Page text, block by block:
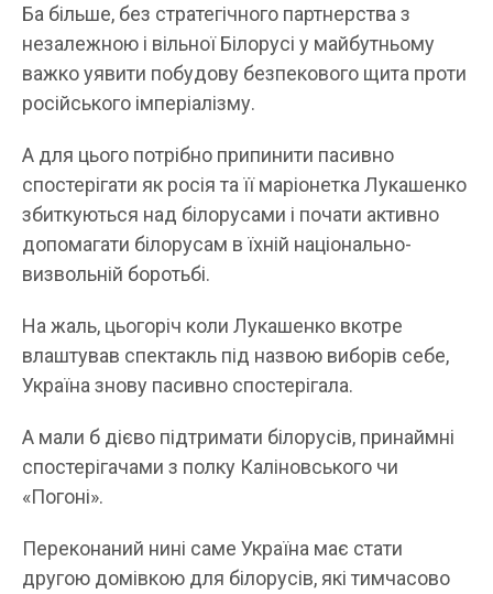
Ба більше, без стратегічного партнерства з
незалежною і вільної Білорусі у майбутньому
важко уявити побудову безпекового щита проти
російського імперіалізму.
А для цього потрібно припинити пасивно
спостерігати як росія та її маріонетка Лукашенко
збиткуються над білорусами і почати активно
допомагати білорусам в їхній національно-
визвольній боротьбі.
На жаль, цьогоріч коли Лукашенко вкотре
влаштував спектакль під назвою виборів себе,
Україна знову пасивно спостерігала.
А мали б дієво підтримати білорусів, принаймні
спостерігачами з полку Каліновського чи
«Погоні».
Переконаний нині саме Україна має стати
другою домівкою для білорусів, які тимчасово